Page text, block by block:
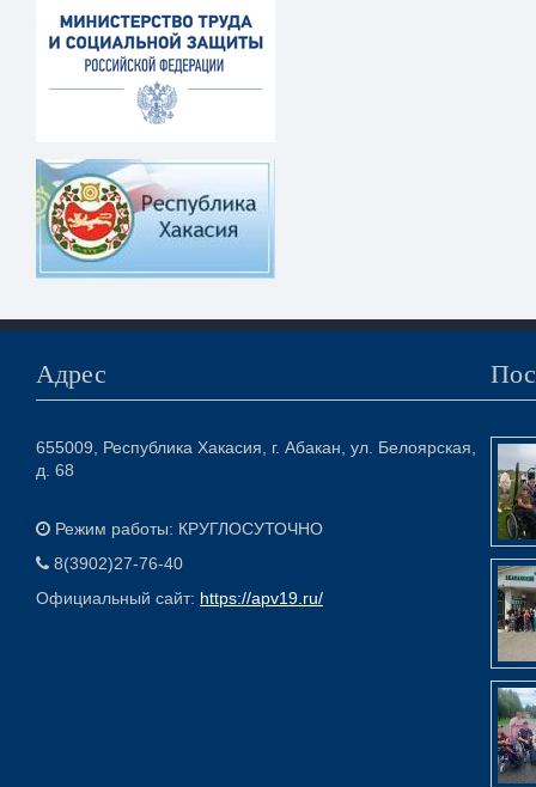
Адрес
655009, Республика Хакасия, г. Абакан, ул. Белоярская,
д. 68
Режим работы: КРУГЛОСУТОЧНО
8(3902)27-76-40
Официальный сайт: https://apv19.ru/